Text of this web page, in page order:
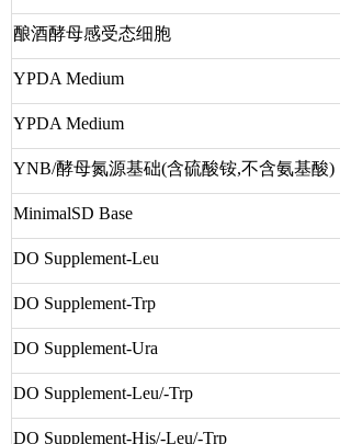
酿酒酵母感受态细胞
YPDA Medium
YPDA Medium
YNB/酵母氮源基础(含硫酸铵,不含氨基酸)
MinimalSD Base
DO Supplement-Leu
DO Supplement-Trp
DO Supplement-Ura
DO Supplement-Leu/-Trp
DO Supplement-His/-Leu/-Trp